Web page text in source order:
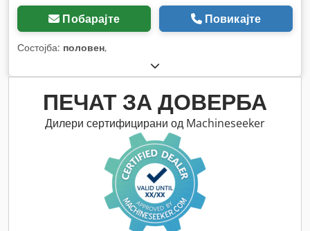
Побарајте Повикајте
Состојба: половен,
ПЕЧАТ ЗА ДОВЕРБА
Дилери сертифицирани од Machineseeker